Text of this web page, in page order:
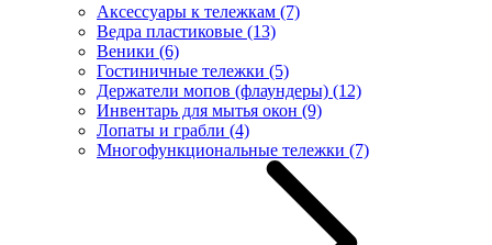
Аксессуары к тележкам (7)
Ведра пластиковые (13)
Веники (6)
Гостиничные тележки (5)
Держатели мопов (флаундеры) (12)
Инвентарь для мытья окон (9)
Лопаты и грабли (4)
Многофункциональные тележки (7)